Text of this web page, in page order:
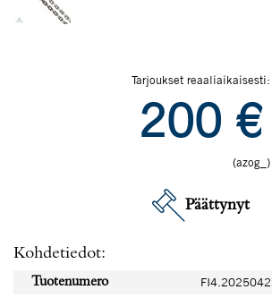
Tarjoukset reaaliaikaisesti:
200 €
(azog_)
Päättynyt
Kohdetiedot:
Tuotenumero